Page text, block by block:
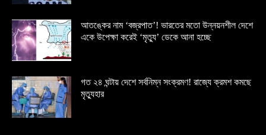
আতঙ্কের নাম ‘বজ্রপাত’! ভারতের মতো উন্নয়নশীল দেশে
একে উপেক্ষা করেই ‘মৃত্যু’ ডেকে আনা হচ্ছে
গত ২৪ ঘন্টায় দেশে সর্বনিম্ন সংক্রমণ! রাজ্যে ক্রমশ কমছে
মৃত্যুহার